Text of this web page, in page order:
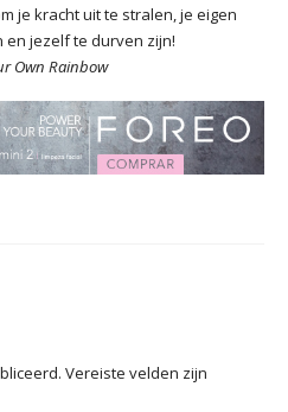
je kracht uit te stralen, je eigen
jezelf te durven zijn!
Own Rainbow
Vereiste velden zijn